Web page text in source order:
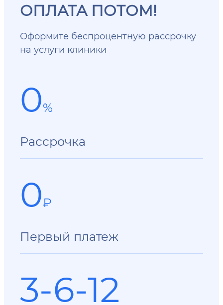
ОПЛАТА ПОТОМ!
Оформите беспроцентную рассрочку
на услуги клиники
0%
Рассрочка
0₽
Первый платеж
3-6-12